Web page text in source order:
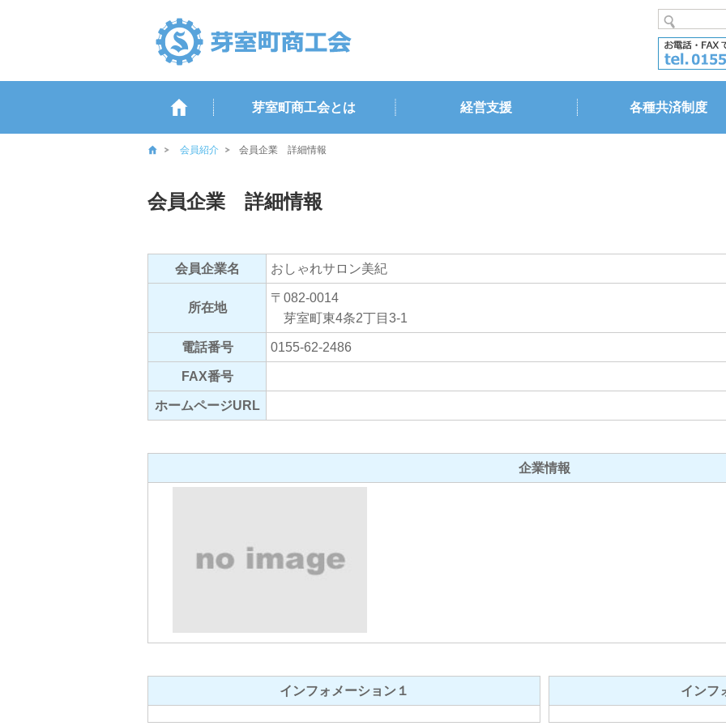
芽室町商工会とは 経営支援 各種共済制度
会員紹介 会員企業 詳細情報
会員企業 詳細情報
会員企業名 おしゃれサロン美紀
所在地
〒082-0014
芽室町東4条2丁目3-1
電話番号 0155-62-2486
FAX番号
ホームページURL
企業情報
インフォメーション１ インフ